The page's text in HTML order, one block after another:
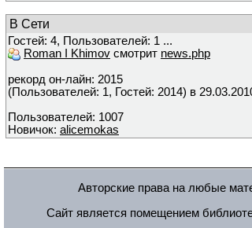
В Сети
Гостей: 4, Пользователей: 1 ...
Roman I Khimov смотрит news.php
рекорд он-лайн: 2015
(Пользователей: 1, Гостей: 2014) в
Пользователей: 1007
Новичок: alicemokas
Авторские права на любые
Сайт является помещением